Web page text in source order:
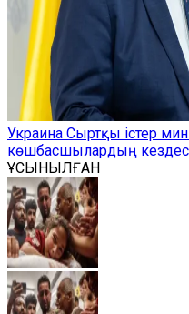
Украина Сыртқы істер
көшбасшылардың
ҰСЫНЫЛҒАН